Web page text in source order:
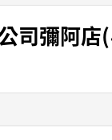
司彌阿店